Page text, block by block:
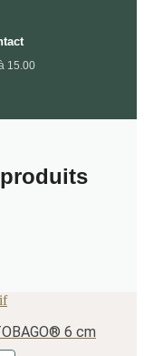
15.00
6 cm